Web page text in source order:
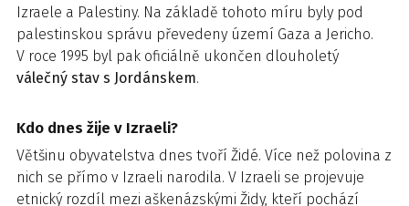
Izraele a Palestiny. Na základě tohoto míru byly pod
palestinskou správu převedeny území Gaza a Jericho.
V roce 1995 byl pak oficiálně ukončen dlouholetý
válečný stav s Jordánskem.
Kdo dnes žije v Izraeli?
Většinu obyvatelstva dnes tvoří Židé. Více než polovina z
nich se přímo v Izraeli narodila. V Izraeli se projevuje
etnický rozdíl mezi aškenázskými Židy, kteří pochází